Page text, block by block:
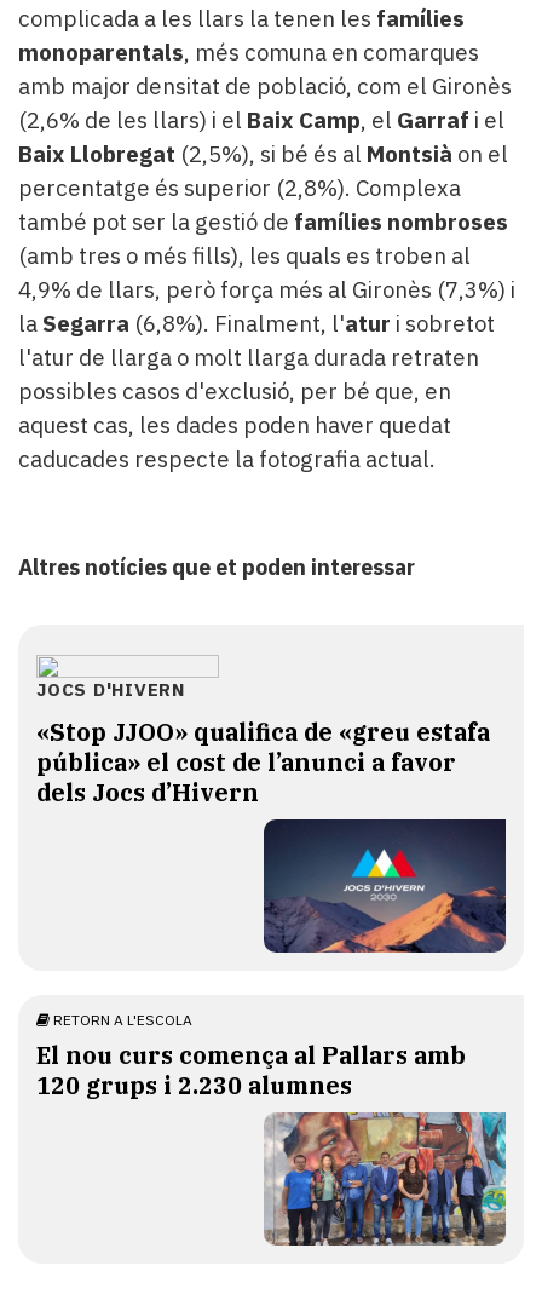
complicada a les llars la tenen les famílies
monoparentals, més comuna en comarques
amb major densitat de població, com el Gironès
(2,6% de les llars) i el Baix Camp, el Garraf i el
Baix Llobregat (2,5%), si bé és al Montsià on el
percentatge és superior (2,8%). Complexa
també pot ser la gestió de famílies nombroses
(amb tres o més fills), les quals es troben al
4,9% de llars, però força més al Gironès (7,3%) i
la Segarra (6,8%). Finalment, l'atur i sobretot
l'atur de llarga o molt llarga durada retraten
possibles casos d'exclusió, per bé que, en
aquest cas, les dades poden haver quedat
caducades respecte la fotografia actual.
Altres notícies que et poden interessar
JOCS D'HIVERN
«Stop JJOO» qualifica de «greu estafa
pública» el cost de l’anunci a favor
dels Jocs d’Hivern
RETORN A L'ESCOLA
El nou curs comença al Pallars amb
120 grups i 2.230 alumnes